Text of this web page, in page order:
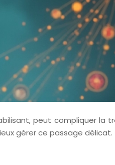
peut compliquer la
gérer ce passage délicat.